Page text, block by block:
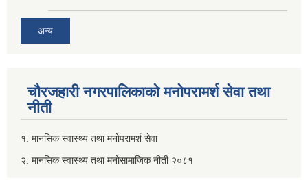
अन्य
चौरजहारी नगरपालिकाको मनोपरामर्श सेवा तथा
नीती
१. मानसिक स्वास्थ्य तथा मनोपरामर्श सेवा
२. मानसिक स्वास्थ्य तथा मनोसामाजिक नीती २०८१